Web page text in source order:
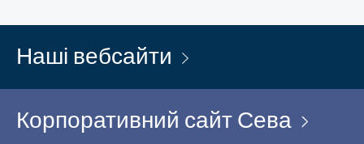
Наші вебсайти
Корпоративний сайт Сева